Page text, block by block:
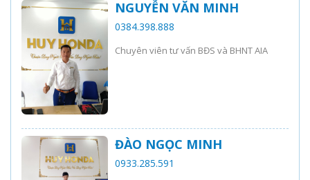
NGUYỄN VĂN MINH
0384.398.888
Chuyên viên tư vấn BĐS và BHNT AIA
ĐÀO NGỌC MINH
0933.285.591